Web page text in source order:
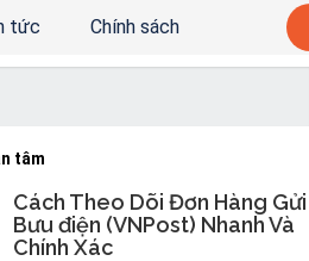
tức Chính sách
tâm
Cách Theo Dõi Đơn Hàng Gửi
Bưu điện (VNPost) Nhanh Và
Chính Xác